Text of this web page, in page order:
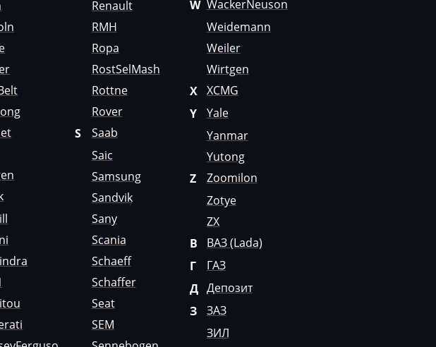
Renault
RMH
Ropa
RostSelMash
Rottne
Rover
S
Saab
Saic
Samsung
Sandvik
Sany
Scania
Schaeff
Schaffer
Seat
SEM
W WackerNeuson
Weidemann
Weiler
Wirtgen
X
XCMG
Y
Yale
Yanmar
Yutong
Z
Zoomilon
Zotye
ZX
В
ВАЗ (Lada)
Г
ГАЗ
Д Депозит
З
ЗАЗ
ЗИЛ